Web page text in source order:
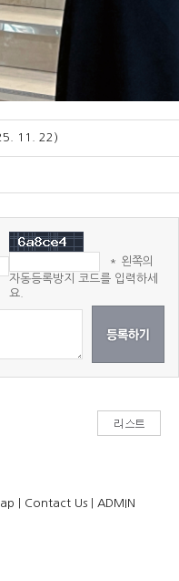
11. 22)
* 왼쪽의
자동등록방지 코드를 입력하세
요.
Contact Us ADMIN